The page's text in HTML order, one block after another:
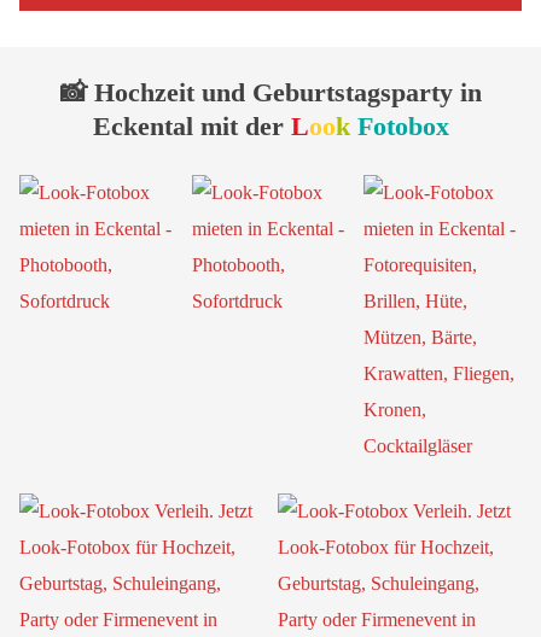
📸 Hochzeit und Geburtstagsparty in
Eckental mit der Look Fotobox